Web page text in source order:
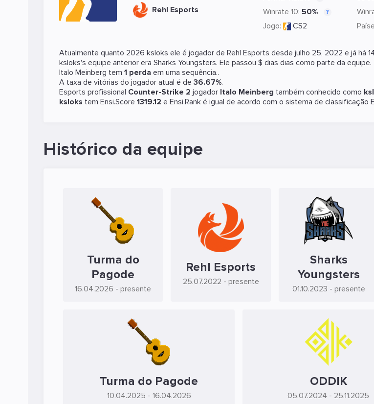
Rehl Esports Winrate 10: 50% ?
Jogo: CS2
Atualmente quanto 2026 ksloks ele é jogador de Rehl Esports desde julho 25, 2022 e já há
ksloks's equipe anterior era Sharks Youngsters. Ele passou $ dias dias como parte da equipe.
Italo Meinberg tem 1 perda em uma sequência..
A taxa de vitórias do jogador atual é de 36.67%.
Esports profissional Counter-Strike 2 jogador Italo Meinberg também conhecido como
ksloks tem Ensi.Score 1319.12 e Ensi.Rank é igual de acordo com o sistema de classificação
Histórico da equipe
Turma do
Pagode
16.04.2026 - presente
Rehl Esports
25.07.2022 - presente
Sharks
Youngsters
01.10.2023 - presente
Turma do Pagode
10.04.2025 - 16.04.2026
ODDIK
05.07.2024 - 25.11.2025